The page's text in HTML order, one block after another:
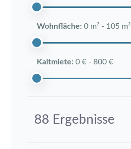
Wohnfläche: 0 m² - 105 m²
Kaltmiete: 0 € - 800 €
88 Ergebnisse